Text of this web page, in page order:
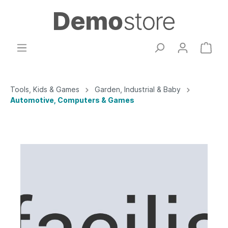
Tools, Kids & Games
Garden, Industrial & Baby
Automotive, Computers & Games